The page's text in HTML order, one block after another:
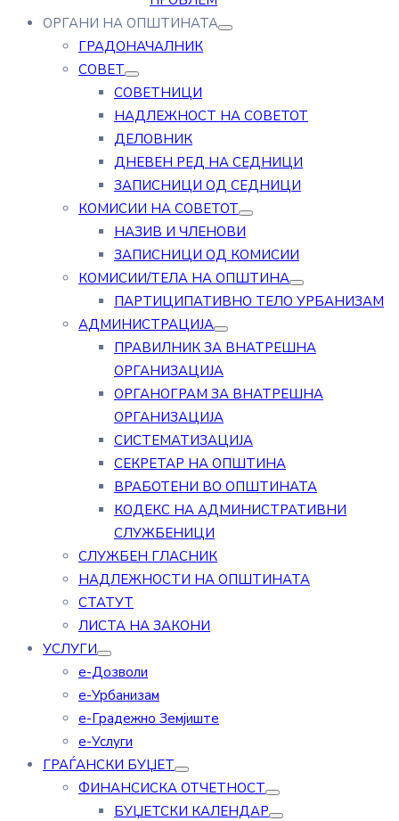
ОРГАНИ НА ОПШТИНАТА
ГРАДОНАЧАЛНИК
СОВЕТ
СОВЕТНИЦИ
НАДЛЕЖНОСТ НА СОВЕТОТ
ДЕЛОВНИК
ДНЕВЕН РЕД НА СЕДНИЦИ
ЗАПИСНИЦИ ОД СЕДНИЦИ
КОМИСИИ НА СОВЕТОТ
НАЗИВ И ЧЛЕНОВИ
ЗАПИСНИЦИ ОД КОМИСИИ
КОМИСИИ/ТЕЛА НА ОПШТИНА
ПАРТИЦИПАТИВНО ТЕЛО УРБАНИЗАМ
АДМИНИСТРАЦИЈА
ПРАВИЛНИК ЗА ВНАТРЕШНА
ОРГАНИЗАЦИЈА
ОРГАНОГРАМ ЗА ВНАТРЕШНА
ОРГАНИЗАЦИЈА
СИСТЕМАТИЗАЦИЈА
СЕКРЕТАР НА ОПШТИНА
ВРАБОТЕНИ ВО ОПШТИНАТА
КОДЕКС НА АДМИНИСТРАТИВНИ
СЛУЖБЕНИЦИ
СЛУЖБЕН ГЛАСНИК
НАДЛЕЖНОСТИ НА ОПШТИНАТА
СТАТУТ
ЛИСТА НА ЗАКОНИ
УСЛУГИ
е-Дозволи
е-Урбанизам
е-Градежно Земјиште
е-Услуги
ГРАЃАНСКИ БУЏЕТ
ФИНАНСИСКА ОТЧЕТНОСТ
БУЏЕТСКИ КАЛЕНДАР